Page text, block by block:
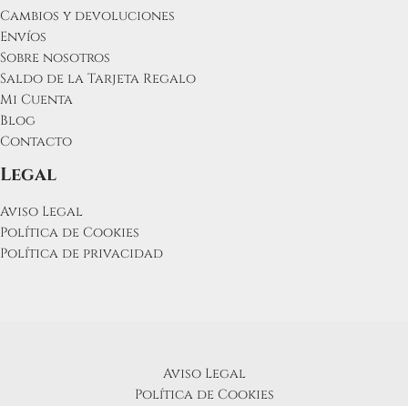
Cambios y devoluciones
Envíos
Sobre nosotros
Saldo de la Tarjeta Regalo
Mi Cuenta
Blog
Contacto
Legal
Aviso Legal
Política de Cookies
Política de privacidad
Aviso Legal
Política de Cookies